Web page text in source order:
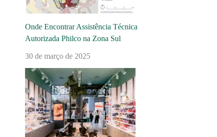
Onde Encontrar Assistência Técnica
Autorizada Philco na Zona Sul
30 de março de 2025